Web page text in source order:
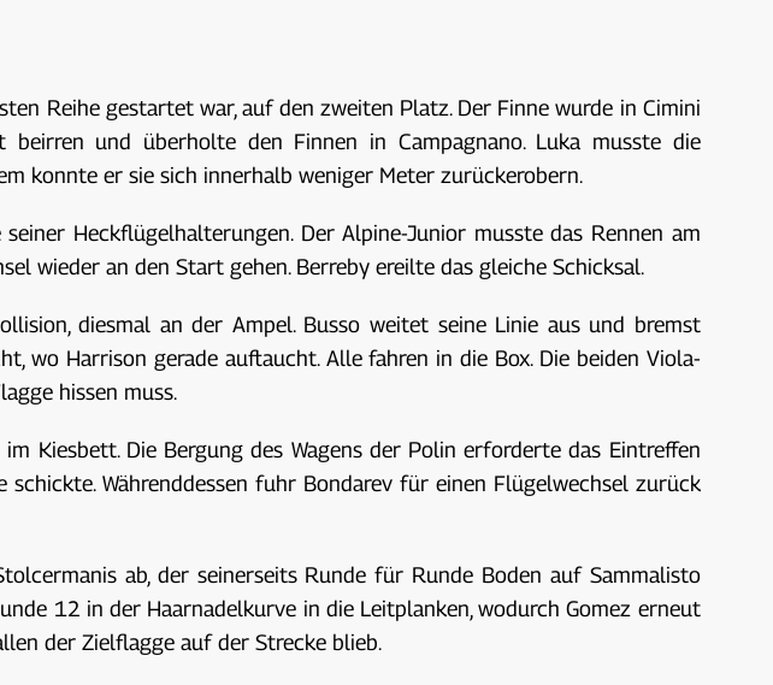
Reihe gestartet war, auf den zweiten Platz. Der Finne wurde in Cimini
und überholte den Finnen in Campagnano. Luka musste die
konnte er sie sich innerhalb weniger Meter zurückerobern.
Heckflügelhalterungen. Der Alpine-Junior musste das Rennen am
wieder an den Start gehen. Berreby ereilte das gleiche Schicksal.
diesmal an der Ampel. Busso weitet seine Linie aus und bremst
wo Harrison gerade auftaucht. Alle fahren in die Box. Die beiden Viola-
hissen muss.
Kiesbett. Die Bergung des Wagens der Polin erforderte das Eintreffen
Währenddessen fuhr Bondarev für einen Flügelwechsel zurück
ab, der seinerseits Runde für Runde Boden auf Sammalisto
12 in der Haarnadelkurve in die Leitplanken, wodurch Gomez erneut
der Zielflagge auf der Strecke blieb.